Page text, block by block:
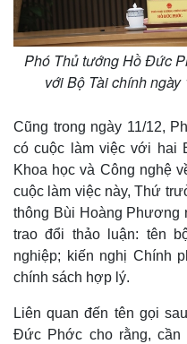
Khởi nghiệp
Phó Thủ tướng Hồ Đức
với Bộ Tài chính ngày
Cũng trong ngày 11/12,
có cuộc làm việc với hai
Khoa học và Công nghệ
cuộc làm việc này, Thứ
thông Bùi Hoàng Phương
trao đổi thảo luận: tên
nghiệp; kiến nghị Chính
chính sách hợp lý.
Liên quan đến tên gọi
Đức Phớc cho rằng,